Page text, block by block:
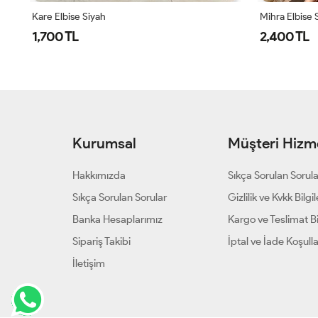
Kare Elbise Siyah
1,700 TL
Mihra Elbise
2,400 TL
Kurumsal
Hakkımızda
Sıkça Sorulan Sorular
Banka Hesaplarımız
Sipariş Takibi
İletişim
Müşteri
Sıkça Sorulan
Gizlilik ve Kvkk
Kargo ve Teslimat
İptal ve İade